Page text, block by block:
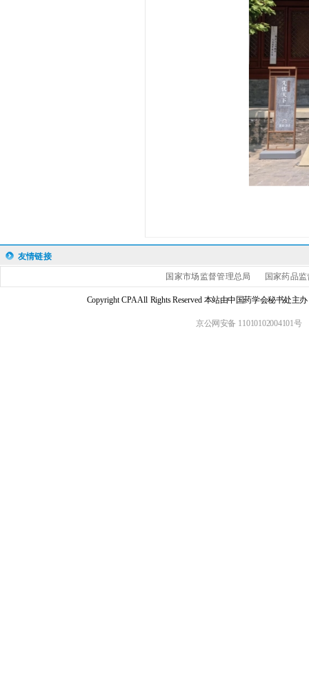
友情链接
国家市场监督管理总局 国家药品
Copyright CPA All Rights Reserved 本站由中国药学会秘书处主
京公网安备 11010102004101号